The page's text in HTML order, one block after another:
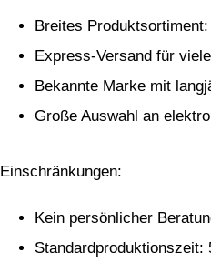
Breites
Express-Versand für
Bekannte Marke mit
Große Auswahl an
Einschränkungen:
Kein persönlicher
Standardproduktionszeit: